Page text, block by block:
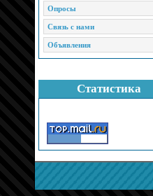
Опросы
Связь с нами
Объявления
Статистика